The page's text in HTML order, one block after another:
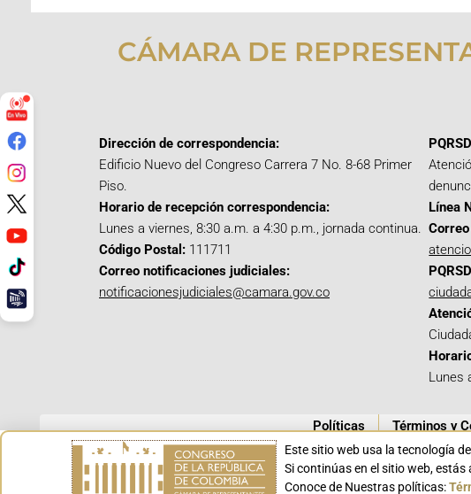
CÁMARA DE
Dirección de correspondencia:
Edificio Nuevo del Congreso Carrera 7 No. 8-68 Primer
Piso.
Horario de recepción correspondencia:
Lunes a viernes, 8:30 a.m. a 4:30 p.m., jornada continua.
Código Postal: 111711
Correo notificaciones judiciales:
notificacionesjudiciales@camara.gov.co
Línea
PQRSD
Lunes
Políticas Términos y
Este sitio web usa la tecnología
Si continúas en el sitio web,
Conoce de Nuestras políticas: